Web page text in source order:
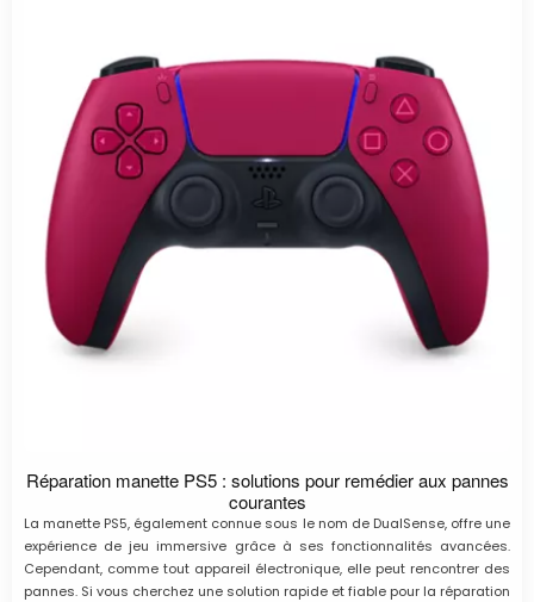
Réparation manette PS5 : solutions pour remédier aux pannes
courantes
La manette PS5, également connue sous le nom de DualSense, offre une
expérience de jeu immersive grâce à ses fonctionnalités avancées.
Cependant, comme tout appareil électronique, elle peut rencontrer des
pannes. Si vous cherchez une solution rapide et fiable pour la réparation